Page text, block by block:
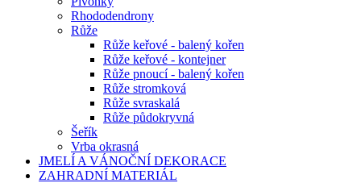
Rhododendrony
Růže
Růže keřové - balený kořen
Růže keřové - kontejner
Růže pnoucí - balený kořen
Růže stromková
Růže svraskalá
Růže půdokryvná
Šeřík
Vrba okrasná
JMELÍ A VÁNOČNÍ DEKORACE
ZAHRADNÍ MATERIÁL